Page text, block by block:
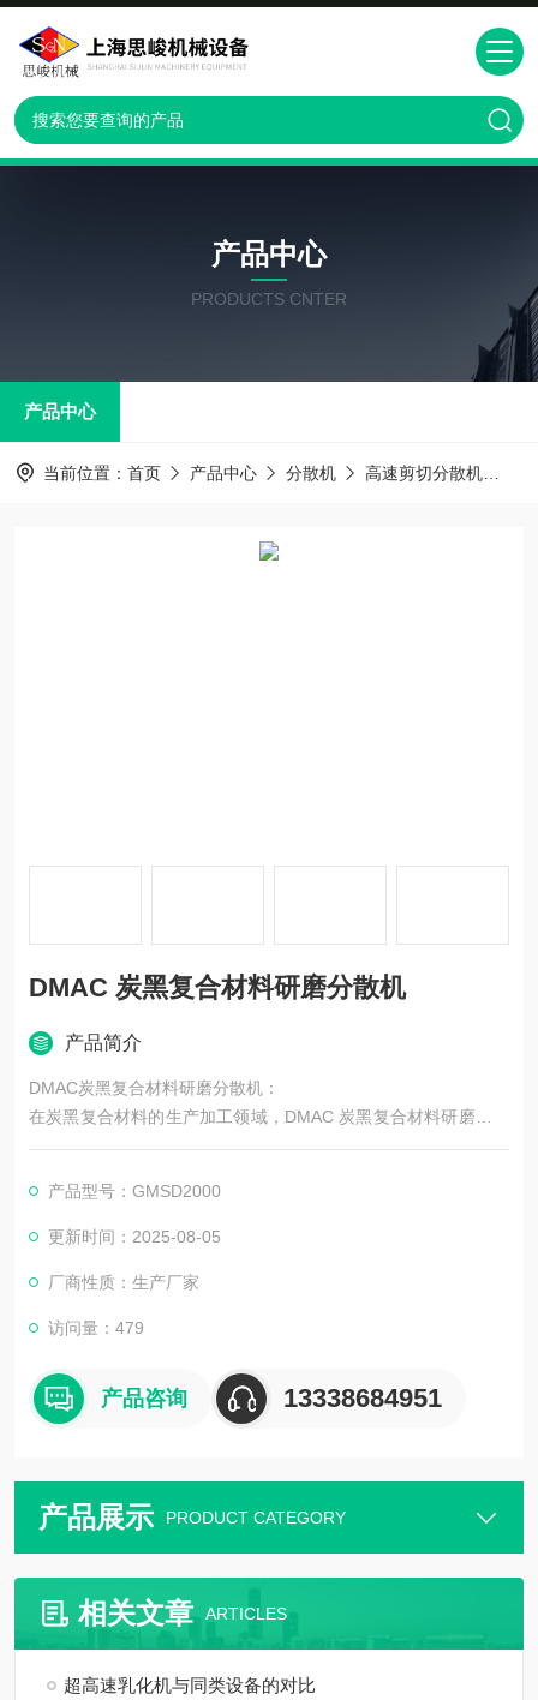
产品中心
PRODUCTS CNTER
产品中心
当前位置： 首页 产品中心 分散机 高速剪切分散机
DMAC 炭黑复合材料研磨分散机
产品简介
DMAC炭黑复合材料研磨分散机：
在炭黑复合材料的生产加工领域，DMAC 炭黑复合材料研磨分散
机凭借其zhuo越的性能，成为众多企业提升产品质量与生产效率
产品型号：GMSD2000
更新时间：2025-08-05
厂商性质：生产厂家
访问量：479
产品咨询 13338684951
产品展示 PRODUCT CATEGORY
相关文章 ARTICLES
超高速乳化机与同类设备的对比